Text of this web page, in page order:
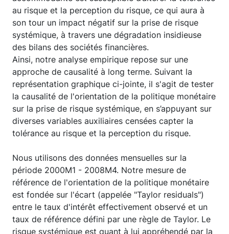
au risque et la perception du risque, ce qui aura à
son tour un impact négatif sur la prise de risque
systémique, à travers une dégradation insidieuse
des bilans des sociétés financières.
Ainsi, notre analyse empirique repose sur une
approche de causalité à long terme. Suivant la
représentation graphique ci-jointe, il s'agit de tester
la causalité de l'orientation de la politique monétaire
sur la prise de risque systémique, en s’appuyant sur
diverses variables auxiliaires censées capter la
tolérance au risque et la perception du risque.
Nous utilisons des données mensuelles sur la
période 2000M1 - 2008M4. Notre mesure de
référence de l'orientation de la politique monétaire
est fondée sur l'écart (appelée "Taylor residuals")
entre le taux d'intérêt effectivement observé et un
taux de référence défini par une règle de Taylor. Le
risque systémique est quant à lui appréhendé par la